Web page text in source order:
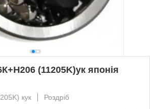
(11205K)ук японія
кук
Роздріб